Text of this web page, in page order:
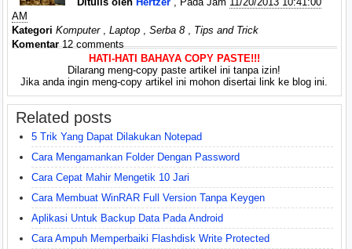
AM
Kategori Komputer, Laptop , Serba 8, Tips and Trick
Komentar12 comments
HATI-HATI BAHAYA COPY PASTE!!!
Dilarang meng-copy paste artikel ini tanpa izin!
Jika anda ingin meng-copy artikel ini mohon disertai link ke blog ini.
Related posts
5 Trik Yang Dapat Dilakukan Notepad
Cara Mengamankan Folder Dengan Password
Cara Cepat Mahir Mengetik 10 Jari
Cara Membuat WinRAR Full Version Tanpa Keygen
Aplikasi Untuk Backup Data Pada Android
Cara Ampuh Memperbaiki Flashdisk Write Protected